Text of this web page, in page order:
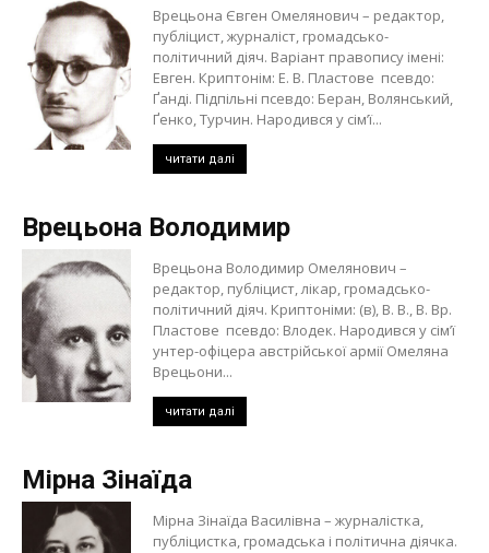
Врецьона Євген Омелянович – редактор,
публіцист, журналіст, громадсько-
політичний діяч. Варіант правопису імені:
Евген. Криптонім: Е. В. Пластове псевдо:
Ґанді. Підпільні псевдо: Беран, Волянський,
Ґенко, Турчин. Народився у сім’ї...
читати далі
Врецьона Володимир
Врецьона Володимир Омелянович –
редактор, публіцист, лікар, громадсько-
політичний діяч. Криптоніми: (в), В. В., В. Вр.
Пластове псевдо: Влодек. Народився у сім’ї
унтер-офіцера австрійської армії Омеляна
Врецьони...
читати далі
Мірна Зінаїда
Мірна Зінаїда Василівна – журналістка,
публіцистка, громадська і політична діячка.